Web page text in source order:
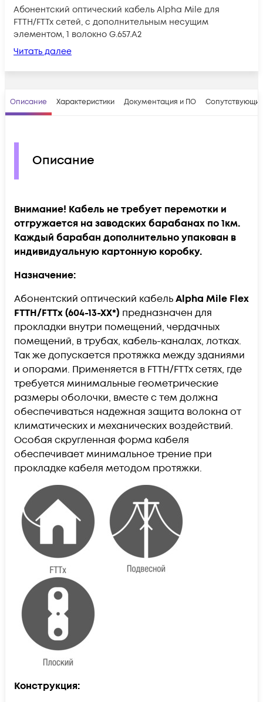
Абонентский оптический кабель Alpha Mile для
FTTH/FTTx сетей, с дополнительным несущим
элементом, 1 волокно G.657.А2
Читать далее
Описание Характеристики Документация и ПО
Описание
Внимание! Кабель не требует перемотки и
отгружается на заводских барабанах по 1км.
Каждый барабан дополнительно упакован в
индивидуальную картонную коробку.
Назначение:
Абонентский оптический кабельAlpha Mile Flex
FTTH/FTTx(604-13-XX*) предназначен для
прокладки внутри помещений, чердачных
помещений, в трубах, кабель-каналах, лотках.
Так же допускается протяжка между зданиями
и опорами. Применяется в FTTH/FTTx сетях, где
требуется минимальные геометрические
размеры оболочки, вместе с тем должна
обеспечиваться надежная защита волокна от
климатических и механических воздействий.
Особая скругленная форма кабеля
обеспечивает минимальное трение при
прокладке кабеля методом протяжки.
Конструкция: